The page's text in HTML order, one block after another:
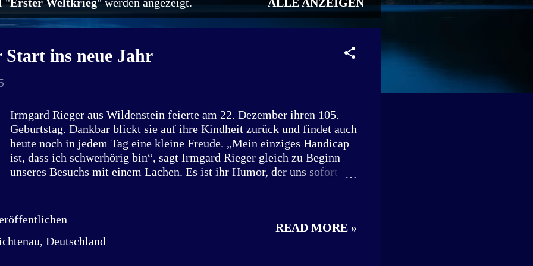
Start ins neue Jahr
Irmgard Rieger aus Wildenstein feierte am 22. Dezember ihren 105.
Geburtstag. Dankbar blickt sie auf ihre Kindheit zurück und findet auch
heute noch in jedem Tag eine kleine Freude. „Mein einziges Handicap
ist, dass ich schwerhörig bin“, sagt Irmgard Rieger gleich zu Beginn
unseres Besuchs mit einem Lachen. Es ist ihr Humor, der uns sofort
noch die letzte Postkutsche von Forchheim nach Gößleinsheim
unterwegs.“ Autos gab es zwar schon – aber sie gehörten noch lange
nicht zum Alltag. Dieses Jahr feierte Irmgard Rieger ihren 105.
Deutschland
READ MORE »